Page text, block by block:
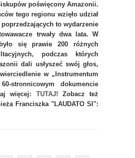
poświęcony Amazonii.
tego regionu wzięło udział
to wydarzenie
trwały dwa lata. W
się prawie 200 różnych
podczas których
dali usłyszeć swój głos,
w „Instrumentum
stronnicowym dokumencie
więcej: TUTAJ! Zobacz też
Franciszka "LAUDATO SI":